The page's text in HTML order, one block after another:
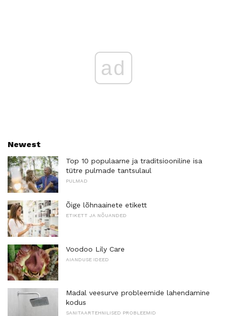
ad
Newest
Top 10 populaarne ja traditsiooniline isa
tütre pulmade tantsulaul
PULMAD
Õige lõhnaainete etikett
ETIKETT JA NÕUANDED
Voodoo Lily Care
AIANDUSE IDEED
Madal veesurve probleemide lahendamine
kodus
SANITAARTEHNILISED PROBLEEMID